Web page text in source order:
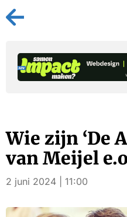
Wie zijn ‘De
van Meijel
2 juni 2024 | 11:00